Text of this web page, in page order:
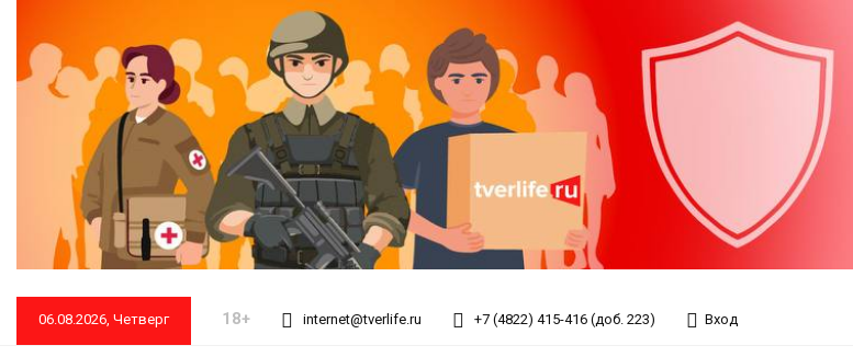
06.08.2026, Четверг 18+ internet@tverlife.ru +7 (4822) 415-416 (доб. 223) Вход